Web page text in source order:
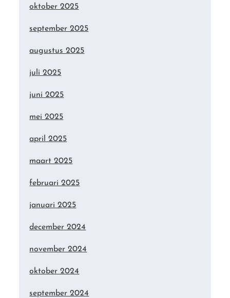
oktober 2025
september 2025
augustus 2025
juli 2025
juni 2025
mei 2025
april 2025
maart 2025
februari 2025
januari 2025
december 2024
november 2024
oktober 2024
september 2024